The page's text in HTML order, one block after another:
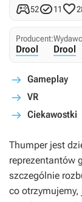
5211 
Producent:
Drool Drool
Gameplay
VR
Ciekawostki
Thumperjest
reprezentantów
szczególnie
co